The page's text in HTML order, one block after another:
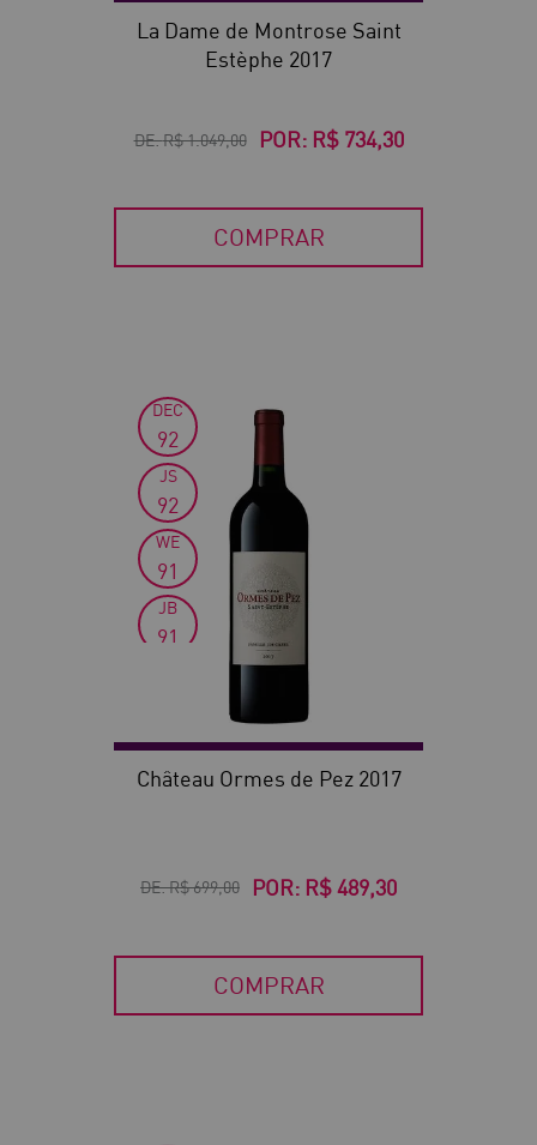
La Dame de Montrose Saint
Estèphe 2017
DE:R$ 1.049,00 POR: R$ 734,30
COMPRAR
DEC
92
JS
92
WE
91
JB
91
Château Ormes de Pez 2017
DE:R$ 699,00 POR: R$ 489,30
COMPRAR